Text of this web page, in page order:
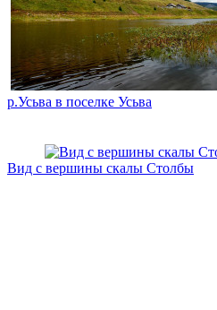
р.Усьва в поселке Усьва
Вид с вершины скалы Столбы